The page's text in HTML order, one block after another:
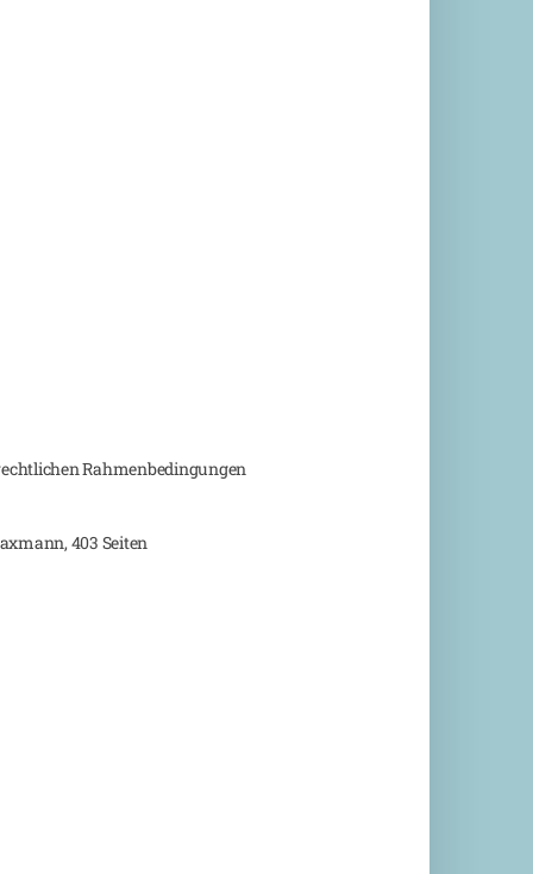
Rahmenbedingungen
403 Seiten